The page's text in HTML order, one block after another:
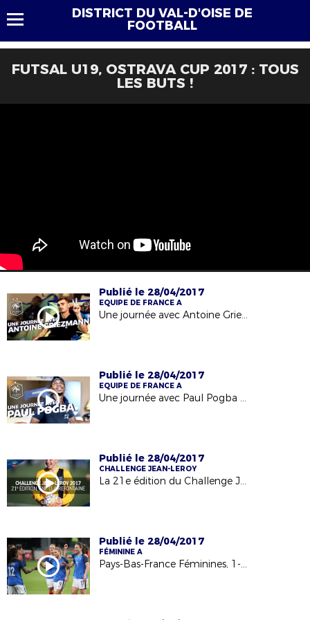
DISTRICT DU VAL-D'OISE DE
FOOTBALL
FUTSAL U19, OSTRAVA CUP 2017 : TOUS
LES BUTS !
Publié le 28/04/2017
EQUIPE DE FRANCE A
Une journée avec Antoine Griezmann à Clairefontaine
Publié le 28/04/2017
EQUIPE DE FRANCE A
Une journée avec Paul Pogba pendant l'Euro 2016
Publié le 28/04/2017
CHALLENGE JEAN-LEROY
La 21e édition du Challenge Jean-Leroy
Publié le 28/04/2017
FÉMININE A
Pays-Bas-France Féminines, 1-2 : les buts